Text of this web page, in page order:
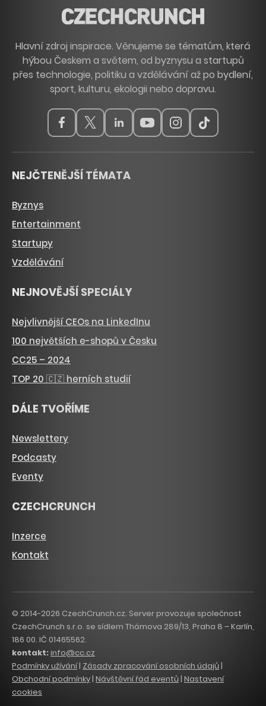
Hlavní zdroj inspirace. Věnujeme se tématům, která
hýbou Českem a světem, od byznysu a startupů
přes technologie, politiku a vzdělávání až po bydlení,
sport, kulturu, ekologii nebo dopravu.
NEJČTENĚJŠÍ TÉMATA
Byznys
Entertainment
Startupy
Vzdělávání
NEJNOVĚJŠÍ SPECIÁLY
Nejvlivnější CEOs na LinkedInu
100 největších e-shopů v Česku
CC25 – 2024
TOP 20 🇨🇿 herních studií
DÁLE TVOŘÍME
Newslettery
Podcasty
Eventy
CZECHCRUNCH
Inzerce
Kontakt
© 2014-2026 CzechCrunch.cz. Server provozuje společnost
CzechCrunch s.r.o. se sídlem Thámova 289/13, Praha 8 – Karlín,
186 00. IČ 01465562.
kontakt:info@cc.cz
Podmínky užívání| Zásady zpracování osobních údajů|
Obchodní podmínky| Návštěvní řád eventů| Nastavení
cookies